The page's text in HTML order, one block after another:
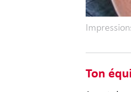
Ton